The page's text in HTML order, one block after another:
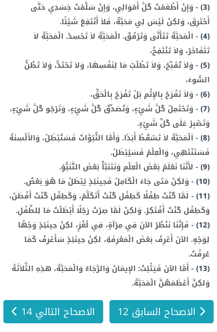
(3)
- وَإِنْ أَطْعَمْتُ كُلَّ أَمْوَالِي، وَإِنْ سَلَّمْتُ جَسَدِي حَتَّى
أَحْتَرِقَ، وَلكِنْ لَيْسَ لِي مَحَبَّةٌ، فَلاَ أَنْتَفِعُ شَيْئًا.
(4)
- الْمَحَبَّةُ تَتَأَنَّى وَتَرْفُقُ. الْمَحَبَّةُ لاَ تَحْسِدُ. الْمَحَبَّةُ لاَ
تَتَفَاخَرُ، وَلاَ تَنْتَفِخُ،
(5)
- وَلاَ تُقَبِّحُ، وَلاَ تَطْلُبُ مَا لِنَفْسِهَا، وَلاَ تَحْتَدُّ، وَلاَ تَظُنُّ
السُّوءَ،
(6)
- وَلاَ تَفْرَحُ بِالإِثْمِ بَلْ تَفْرَحُ بِالْحَقِّ،
(7)
- وَتَحْتَمِلُ كُلَّ شَيْءٍ، وَتُصَدِّقُ كُلَّ شَيْءٍ، وَتَرْجُو كُلَّ شَيْءٍ،
وَتَصْبِرُ عَلَى كُلِّ شَيْءٍ.
(8)
-اَلْمَحَبَّةُ لاَ تَسْقُطُ أَبَدًا. وَأَمَّا النُّبُوَّاتُ فَسَتُبْطَلُ، وَالأَلْسِنَةُ
فَسَتَنْتَهِي، وَالْعِلْمُ فَسَيُبْطَلُ.
(9)
- لأَنَّنَا نَعْلَمُ بَعْضَ الْعِلْمِ وَنَتَنَبَّأُ بَعْضَ التَّنَبُّؤِ.
(10)
- وَلكِنْ مَتَى جَاءَ الْكَامِلُ فَحِينَئِذٍ يُبْطَلُ مَا هُوَ بَعْضٌ.
(11)
- لَمَّا كُنْتُ طِفْلًا كَطِفْل كُنْتُ أَتَكَلَّمُ، وَكَطِفْل كُنْتُ أَفْطَنُ،
وَكَطِفْل كُنْتُ أَفْتَكِرُ. وَلكِنْ لَمَّا صِرْتُ رَجُلًا أَبْطَلْتُ مَا لِلطِّفْلِ.
(12)
- فَإِنَّنَا نَنْظُرُ الآنَ فِي مِرْآةٍ، فِي لُغْزٍ، لكِنْ حِينَئِذٍ وَجْهًا
لِوَجْهٍ. الآنَ أَعْرِفُ بَعْضَ الْمَعْرِفَةِ، لكِنْ حِينَئِذٍ سَأَعْرِفُ كَمَا
عُرِفْتُ.
(13)
- أَمَّا الآنَ فَيَثْبُتُ: الإِيمَانُ وَالرَّجَاءُ وَالْمَحَبَّةُ، هذِهِ الثَّلاَثَةُ
وَلكِنَّ أَعْظَمَهُنَّ الْمَحَبَّةُ.
الاصحاح السابق 12 الاصحاح التالي 14